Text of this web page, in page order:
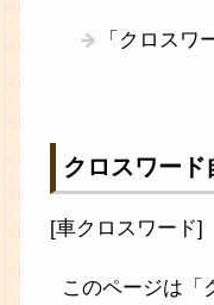
「クロス
クロスワード
[車クロスワード]
このページは「